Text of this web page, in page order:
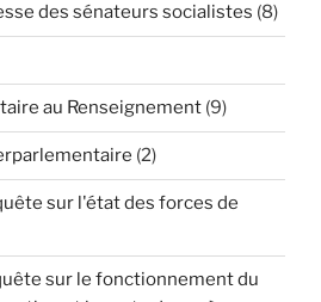
des sénateurs socialistes (8)
au Renseignement (9)
(2)
sur l'état des forces de
sur le fonctionnement du